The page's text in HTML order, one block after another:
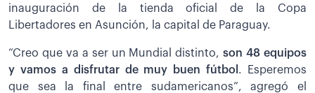
inauguración de la tienda oficial de la Copa
Libertadores en Asunción, la capital de Paraguay.
“Creo que va a ser un Mundial distinto,son 48 equipos
y vamos a disfrutar de muy buen fútbol . Esperemos
que sea la final entre sudamericanos”, agregó el